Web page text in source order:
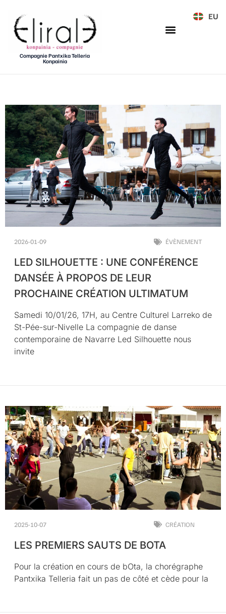
Compagnie Pantxika Telleria
Konpainia
EU
2026-01-09 ÉVÈNEMENT
LED SILHOUETTE : UNE CONFÉRENCE
DANSÉE À PROPOS DE LEUR
PROCHAINE CRÉATION ULTIMATUM
Samedi 10/01/26, 17H, au Centre Culturel Larreko de
St-Pée-sur-Nivelle La compagnie de danse
contemporaine de Navarre Led Silhouette nous
invite
2025-10-07 CRÉATION
LES PREMIERS SAUTS DE BOTA
Pour la création en cours de bOta, la chorégraphe
Pantxika Telleria fait un pas de côté et cède pour la